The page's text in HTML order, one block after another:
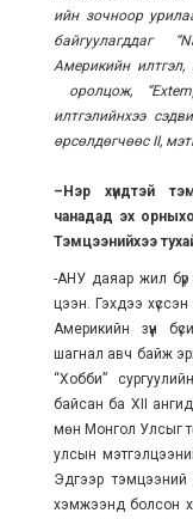
ийн зочноор
байгуулагддаг
Америкийн
оролцож,
илтгэлийнхээ
өрсөлдөгчөөс II,
–Нэр хүндтэй
чанадад эх
Тэмцээнийхээ
-АНУ даяар жил
цээн. Гэхдээ
Америкийн зүүн
шагнал авч байж
“Хобби”
байсан ба XII
мөн Монгол Улсыг
улсын
Эдгээр тэм­цээний
хэмжээнд болсон